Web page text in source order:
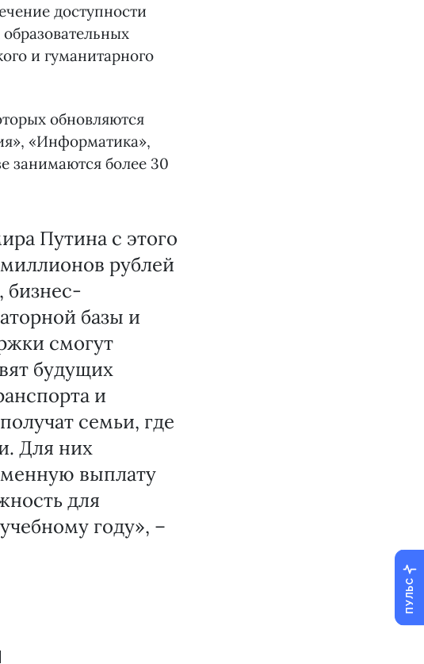
доступности
и гуманитарного
обновляются
«Информатика»,
занимаются более 30
Путина с этого
миллионов рублей
бизнес-
базы и
смогут
будущих
и
семьи, где
Для них
выплату
для
году», –
ПУЛЬС